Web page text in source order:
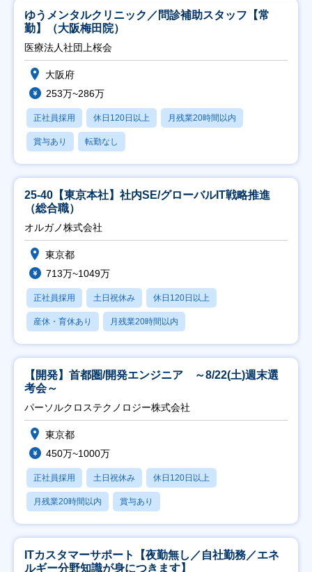
ゆうメンタルクリニック／問診補助スタッフ【常
勤】（大阪梅田院）
医療法人社団上桜会
大阪府
253万~286万
正社員採用 休日120日以上 月残業20時間以内
賞与あり 転勤なし
25-40【東京本社】社内SE/グローバルIT戦略推進
（総合職）
オルガノ株式会社
東京都
713万~1049万
正社員採用 土日祝休み 休日120日以上
産休・育休あり 月残業20時間以内
【開発】首都圏/開発エンジニア ～8/22(土)週末選
考会～
パーソルクロステクノロジー株式会社
東京都
450万~1000万
正社員採用 土日祝休み 休日120日以上
月残業20時間以内 賞与あり
ITカスタマーサポート【夜勤無し／自社勤務／エネ
ルギー分野知識が身につきます】